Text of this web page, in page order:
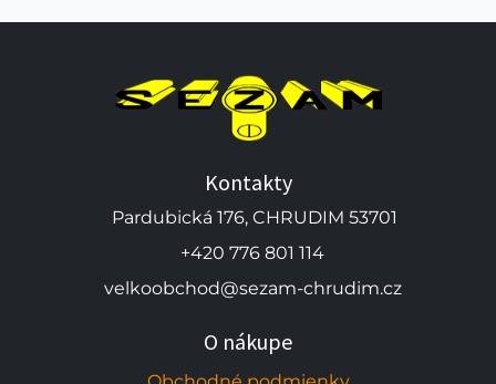
Kontakty
Pardubická 176, CHRUDIM 53701
+420 776 801 114
velkoobchod@sezam-chrudim.cz
O nákupe